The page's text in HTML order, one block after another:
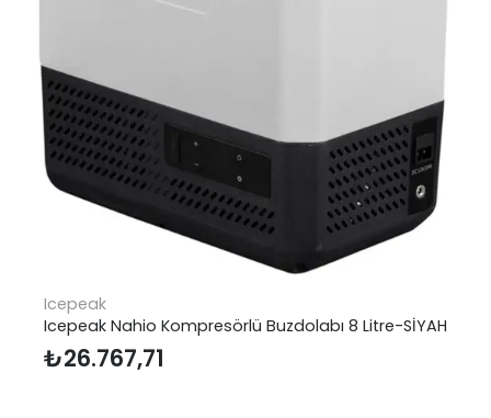
Icepeak
Icepeak Nahio Kompresörlü Buzdolabı 8 Litre-SİYAH
₺26.767,71